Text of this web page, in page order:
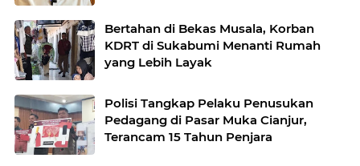
Bertahan di Bekas Musala, Korban
KDRT di Sukabumi Menanti Rumah
yang Lebih Layak
Polisi Tangkap Pelaku Penusukan
Pedagang di Pasar Muka Cianjur,
Terancam 15 Tahun Penjara